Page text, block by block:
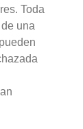
Toda
una